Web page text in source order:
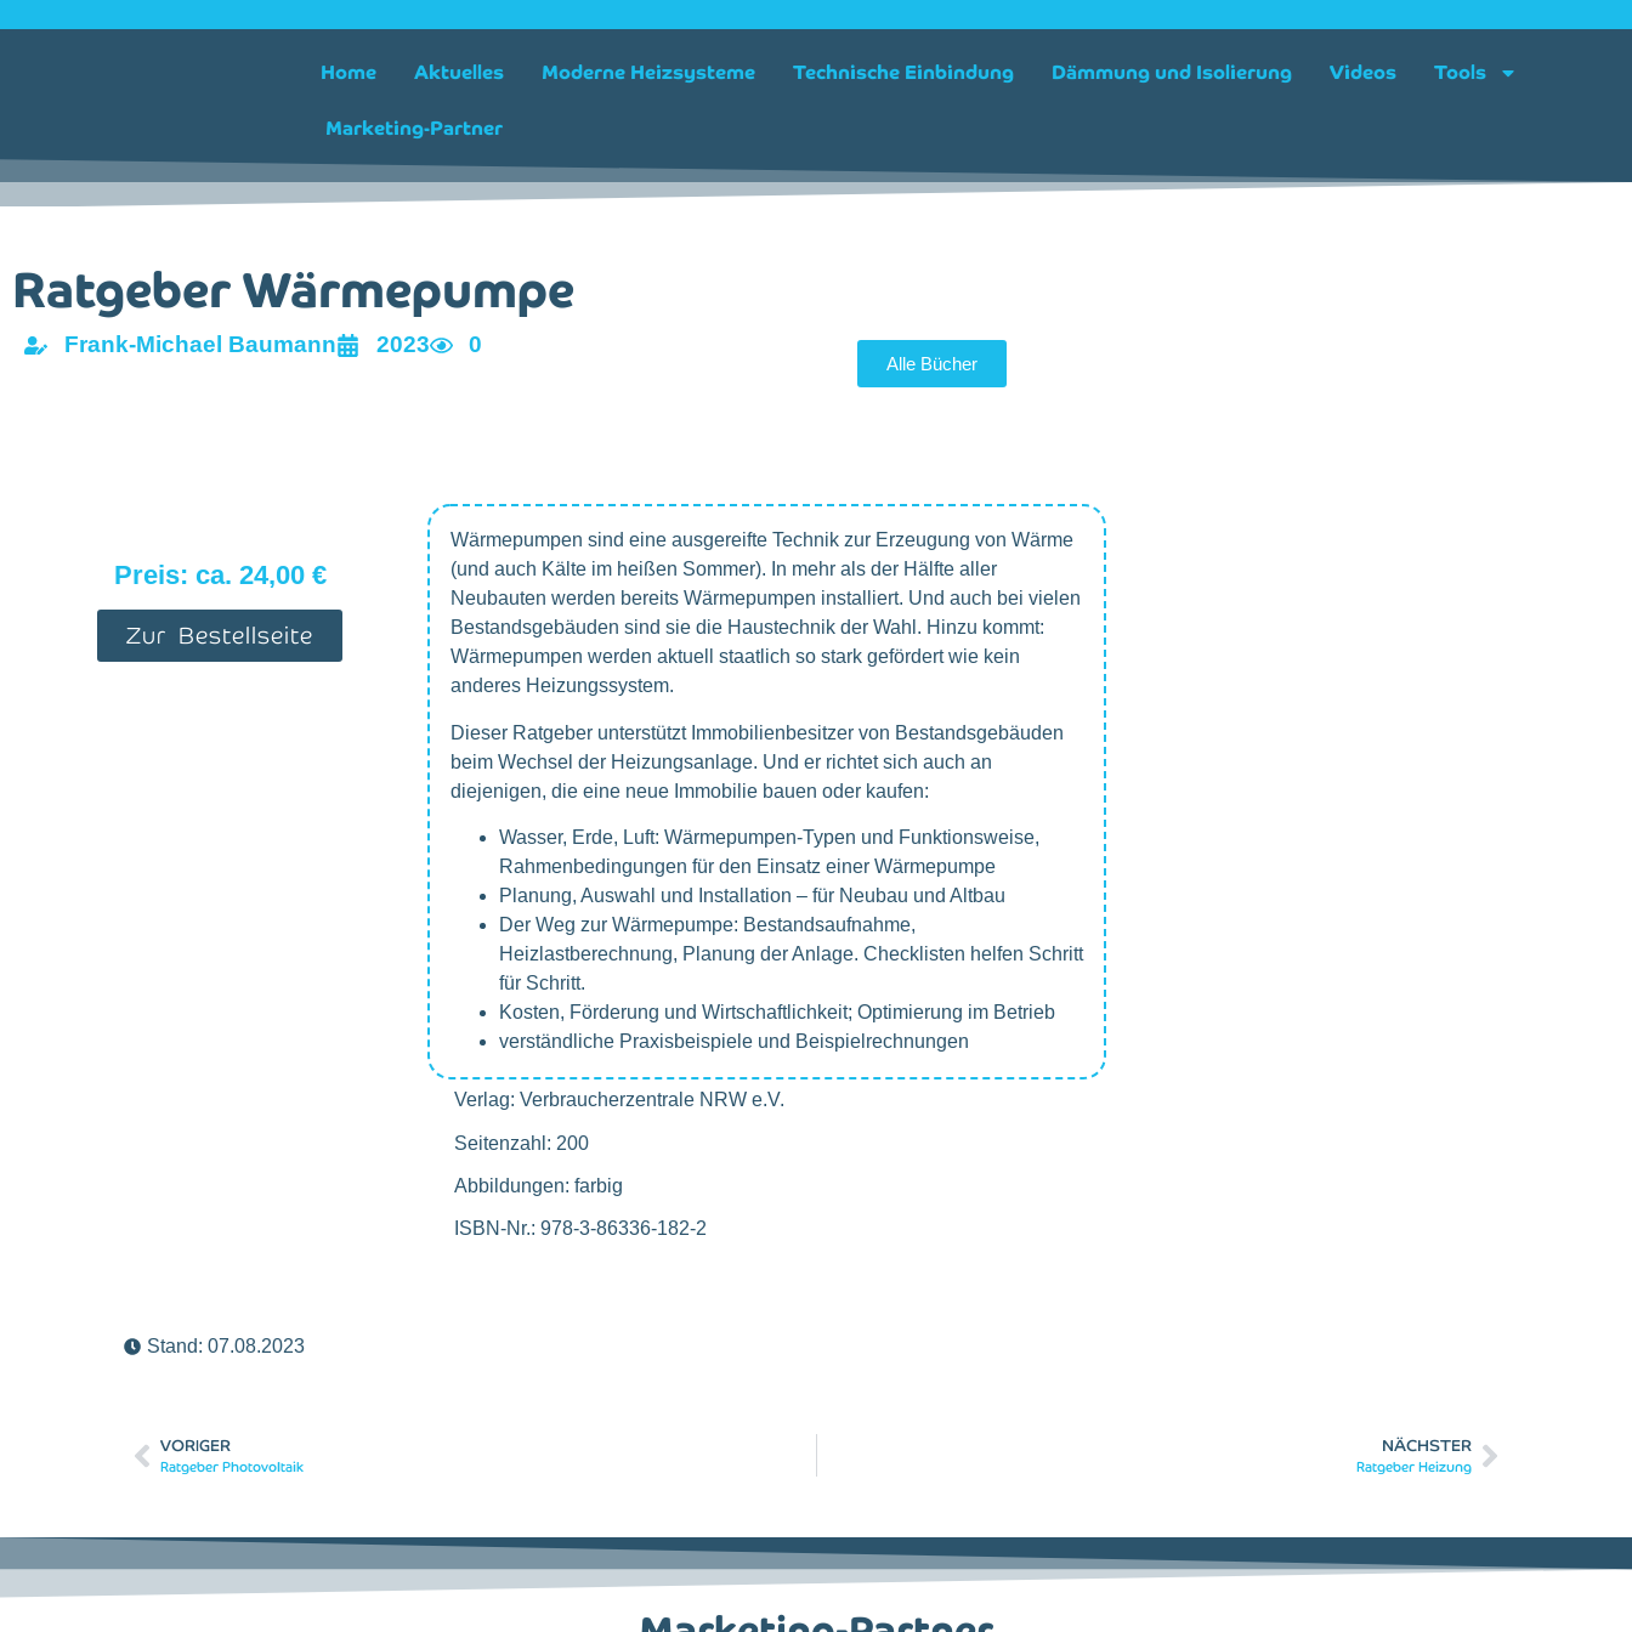
Home Aktuelles Moderne Heizsysteme Technische Einbindung Dämmung und Isolierung Videos Tools
Marketing-Partner
Ratgeber Wärmepumpe
Frank-Michael Baumann 2023 0
Alle Bücher
Preis: ca. 24,00 €
Zur Bestellseite
Wärmepumpen sind eine ausgereifte Technik zur Erzeugung von Wärme
(und auch Kälte im heißen Sommer). In mehr als der Hälfte aller
Neubauten werden bereits Wärmepumpen installiert. Und auch bei vielen
Bestandsgebäuden sind sie die Haustechnik der Wahl. Hinzu kommt:
Wärmepumpen werden aktuell staatlich so stark gefördert wie kein
anderes Heizungssystem.
Dieser Ratgeber unterstützt Immobilienbesitzer von Bestandsgebäuden
beim Wechsel der Heizungsanlage. Und er richtet sich auch an
diejenigen, die eine neue Immobilie bauen oder kaufen:
Wasser, Erde, Luft: Wärmepumpen-Typen und Funktionsweise,
Rahmenbedingungen für den Einsatz einer Wärmepumpe
Planung, Auswahl und Installation – für Neubau und Altbau
Der Weg zur Wärmepumpe: Bestandsaufnahme,
Heizlastberechnung, Planung der Anlage. Checklisten helfen Schritt
für Schritt.
Kosten, Förderung und Wirtschaftlichkeit; Optimierung im Betrieb
verständliche Praxisbeispiele und Beispielrechnungen
Verlag: Verbraucherzentrale NRW e.V.
Seitenzahl: 200
Abbildungen: farbig
ISBN-Nr.: 978-3-86336-182-2
Stand: 07.08.2023
VORIGER
Ratgeber Photovoltaik
NÄCHSTER
Ratgeber Heizung